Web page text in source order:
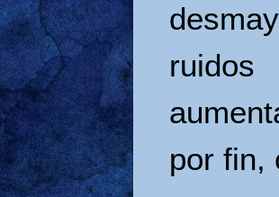
por fin,